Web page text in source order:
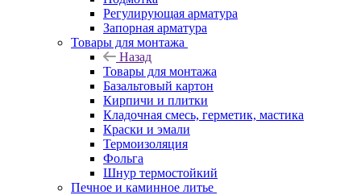
Регулирующая арматура
Запорная арматура
Товары для монтажа
Назад
Товары для монтажа
Базальтовый картон
Кирпичи и плитки
Кладочная смесь, герметик, мастика
Краски и эмали
Термоизоляция
Фольга
Шнур термостойкий
Печное и каминное литье